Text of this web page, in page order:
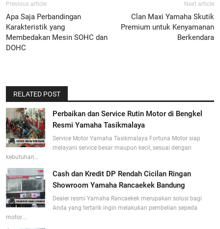
Previous article
Apa Saja Perbandingan
Karakteristik yang
Membedakan Mesin SOHC dan
DOHC
Next article
Clan Maxi Yamaha Skutik
Premium untuk Kenyamanan
Berkendara
RELATED POST
Perbaikan dan Service Rutin Motor di Bengkel
Resmi Yamaha Tasikmalaya
Service Motor Yamaha Tasikmalaya Fortuna Motor siap
melayani service besar maupun kecil, sesuai dengan
kebutuhan…
Cash dan Kredit DP Rendah Cicilan Ringan
Showroom Yamaha Rancaekek Bandung
Dealer resmi Yamaha Rancaekek merupakan solusi bagi
Anda yang tertarik ingin melakukan pembelian sepeda
motor.…